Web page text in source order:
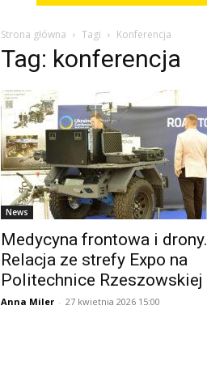
Strona główna Tagi Konferencja
Tag: konferencja
News
Medycyna frontowa i drony.
Relacja ze strefy Expo na
Politechnice Rzeszowskiej
Anna Miler - 27 kwietnia 2026 15:00